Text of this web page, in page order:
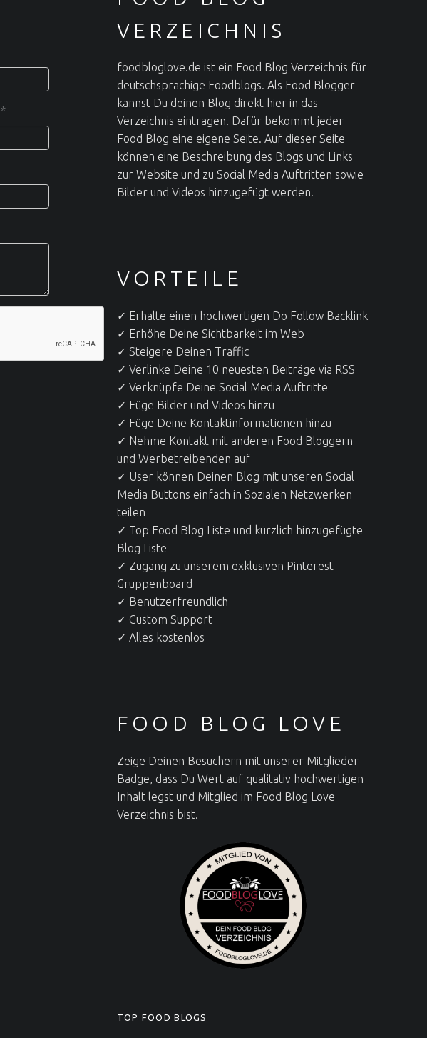
*
VERZEICHNIS
foodbloglove.de ist ein Food Blog Verzeichnis für
deutschsprachige Foodblogs. Als Food Blogger
kannst Du deinen Blog direkt hier in das
Verzeichnis eintragen. Dafür bekommt jeder
Food Blog eine eigene Seite. Auf dieser Seite
können eine Beschreibung des Blogs und Links
zur Website und zu Social Media Auftritten sowie
Bilder und Videos hinzugefügt werden.
VORTEILE
✓ Erhalte einen hochwertigen Do Follow Backlink
✓ Erhöhe Deine Sichtbarkeit im Web
✓ Steigere Deinen Traffic
✓ Verlinke Deine 10 neuesten Beiträge via RSS
✓ Verknüpfe Deine Social Media Auftritte
✓ Füge Bilder und Videos hinzu
✓ Füge Deine Kontaktinformationen hinzu
✓ Nehme Kontakt mit anderen Food Bloggern
und Werbetreibenden auf
✓ User können Deinen Blog mit unseren Social
Media Buttons einfach in Sozialen Netzwerken
teilen
✓ Top Food Blog Liste und kürzlich hinzugefügte
Blog Liste
✓ Zugang zu unserem exklusiven Pinterest
Gruppenboard
✓ Benutzerfreundlich
✓ Custom Support
✓ Alles kostenlos
FOOD BLOG LOVE
Zeige Deinen Besuchern mit unserer Mitglieder
Badge, dass Du Wert auf qualitativ hochwertigen
Inhalt legst und Mitglied im Food Blog Love
Verzeichnis bist.
TOP FOOD BLOGS